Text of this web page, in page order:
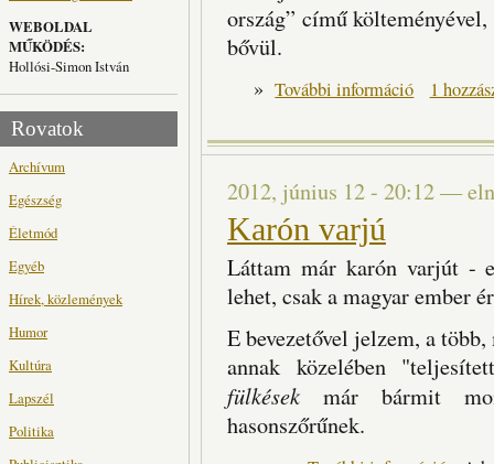
WEBOLDAL
MŰKÖDÉS:
Hollósi-Simon István
Rovatok
Archívum
Egészség
Életmód
Egyéb
Hírek, közlemények
Humor
Kultúra
Lapszél
Politika
ország” című
bővül.
» További információ Nesze neked
1
2012, június 12 - 20:12—
Karón varjú
Láttam már karón varjút -
lehet, csak a magyar ember
E bevezetővel jelzem, a
annak közelében
fülkésekmár bármit
hasonszőrűnek.
Karón